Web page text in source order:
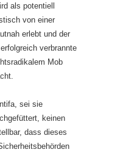
als potentiell
von einer
erlebt und der
verbrannte
Mob
sei sie
keinen
dass dieses